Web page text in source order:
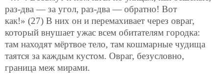
раз-два — за угол, раз-два — обратно! Вот
как!» (27) В них он и перемахивает через овраг,
который внушает ужас всем обитателям городка:
там находят мёртвое тело, там кошмарные чудища
таятся за каждым кустом. Овраг, безусловно,
граница меж мирами.